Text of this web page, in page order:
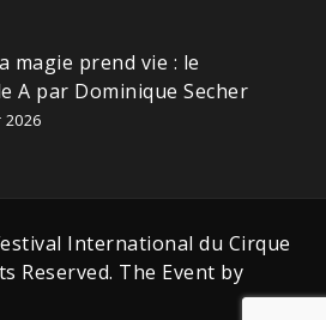
magie prend vie : le
A par Dominique Secher
International du Cirque
Reserved. The Event by